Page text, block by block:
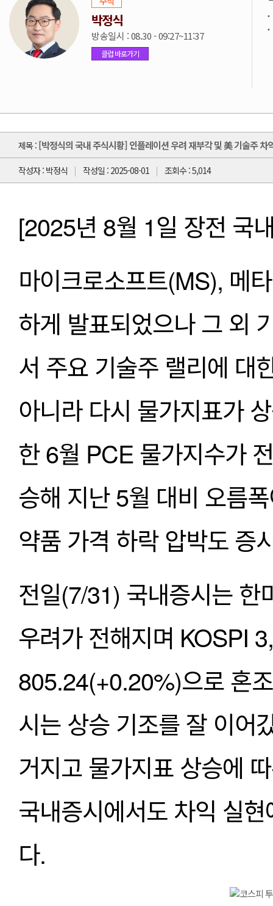
박정식
방송일시 : 08.30 - 09:27~11:37
클럽 바로가기
제목 : [박정식의 국내 주식시황] 인플레이션 우려 재부각 및 美 기술주 차
작성자 : 박정식 작성일 : 2025-08-01 조회수 : 5,014
[2025년 8월 1일 장전 국
마이크로소프트(MS), 메
하게 발표되었으나 그 외
서 주요 기술주 랠리에 대
아니라 다시 물가지표가
한 6월 PCE 물가지수가
승해 지난 5월 대비 오름
약품 가격 하락 압박도 증
전일(7/31) 국내증시는 한
우려가 전해지며 KOSPI
805.24(+0.20%)으로 혼
시는 상승 기조를 잘 이어
거지고 물가지표 상승에
국내증시에서도 차익 실
다.